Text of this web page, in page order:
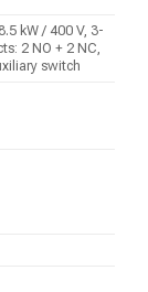
kW / 400 V, 3-
2 NO + 2 NC,
switch